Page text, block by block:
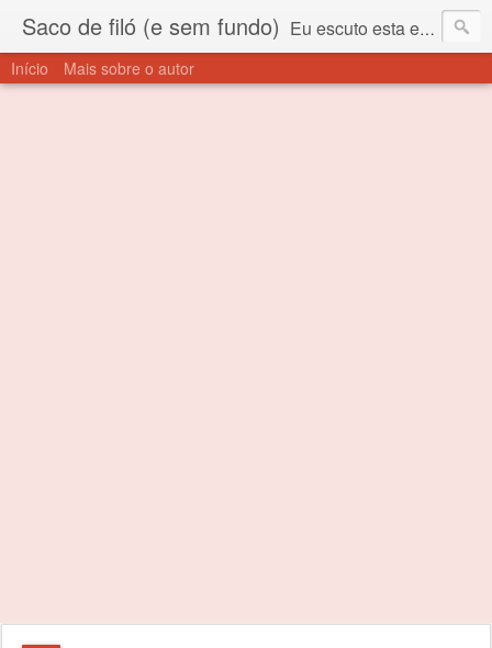
Saco de filó (e sem fundo) Eu escuto esta expressão "saco de filó" desde criança. Para quem não sabe, filó é um tecido todo furadinho e permite que um saco feito com ele, mesmo que muito exposto ao ar soprado para dentro, nunca vai se encher. Aí está o propósito deste nome... Para viver em sociedade tem que ter saco de filó.
Início Mais sobre o autor